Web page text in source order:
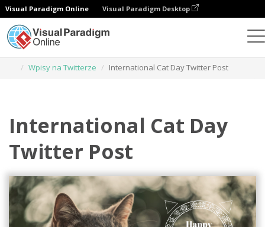
Visual Paradigm Online Visual Paradigm Desktop
Wpisy na Twitterze
International Cat Day Twitter Post
International Cat Day
Twitter Post